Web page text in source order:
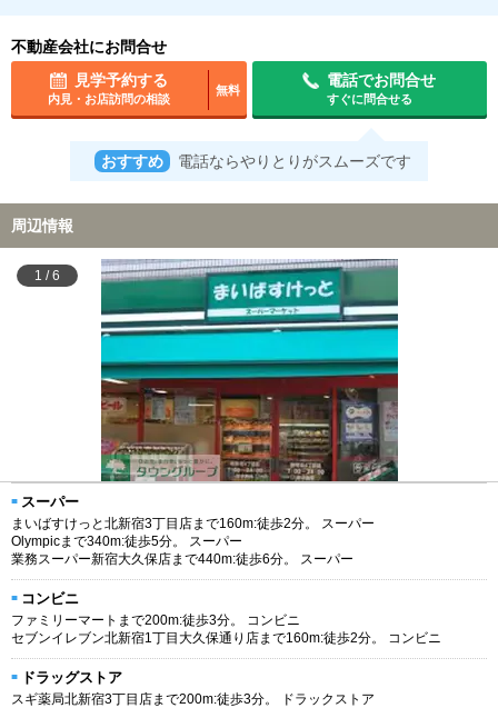
不動産会社にお問合せ
見学予約する
内見・お店訪問の相談
無料
電話でお問合せ
すぐに問合せる
おすすめ 電話ならやりとりがスムーズです
周辺情報
1 /6
スーパー
まいばすけっと北新宿3丁目店まで160m:徒歩2分。 スーパー
Olympicまで340m:徒歩5分。 スーパー
業務スーパー新宿大久保店まで440m:徒歩6分。 スーパー
コンビニ
ファミリーマートまで200m:徒歩3分。 コンビニ
セブンイレブン北新宿1丁目大久保通り店まで160m:徒歩2分。 コンビニ
ドラッグストア
スギ薬局北新宿3丁目店まで200m:徒歩3分。 ドラックストア